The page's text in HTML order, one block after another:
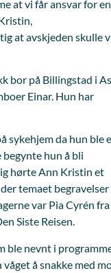
at vi får ansvar for en
at avskjeden skulle
bor på Billingstad i
Einar. Hun har
sykehjem da hun ble
begynte hun å bli
hørte Ann Kristin et
temaet begravelser
var Pia Cyrén fra
Siste Reisen.
ble nevnt i
å snakke med